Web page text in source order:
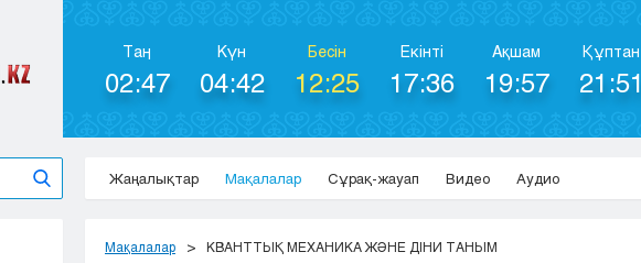
Таң
02:47
Күн
04:42
Бесін
12:25
Екінті
17:36
Ақшам
19:57
Құптан
21:51
Жаңалықтар Мақалалар Сұрақ-жауап Видео Аудио
Мақалалар КВАНТТЫҚ МЕХАНИКА ЖӘНЕ ДІНИ ТАНЫМ